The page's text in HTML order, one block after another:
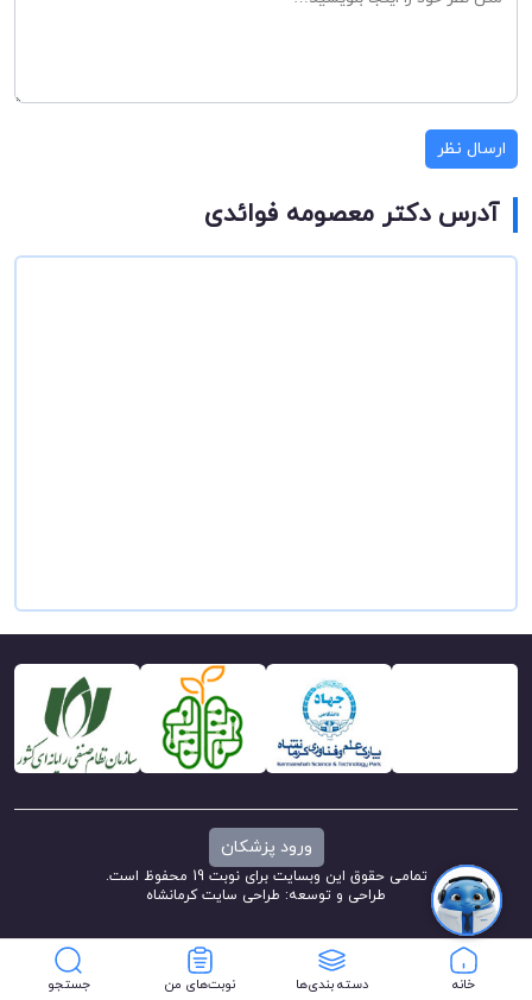
خانه دسته بندی‌ها نوبت‌های من جستجو
ارسال نظر
آدرس دکتر معصومه فوائدی
ورود پزشکان
تمامی حقوق این وبسایت برای نوبت 19 محفوظ است.
طراحی و توسعه: طراحی سایت کرمانشاه